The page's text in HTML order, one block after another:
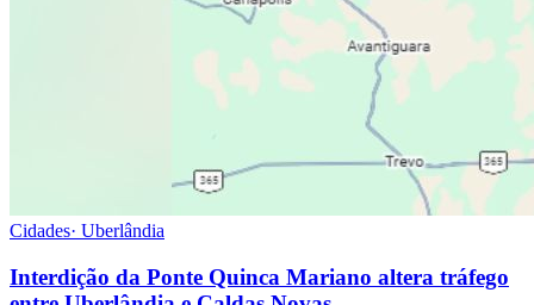
Cidades· Uberlândia
Interdição da Ponte Quinca Mariano altera tráfego